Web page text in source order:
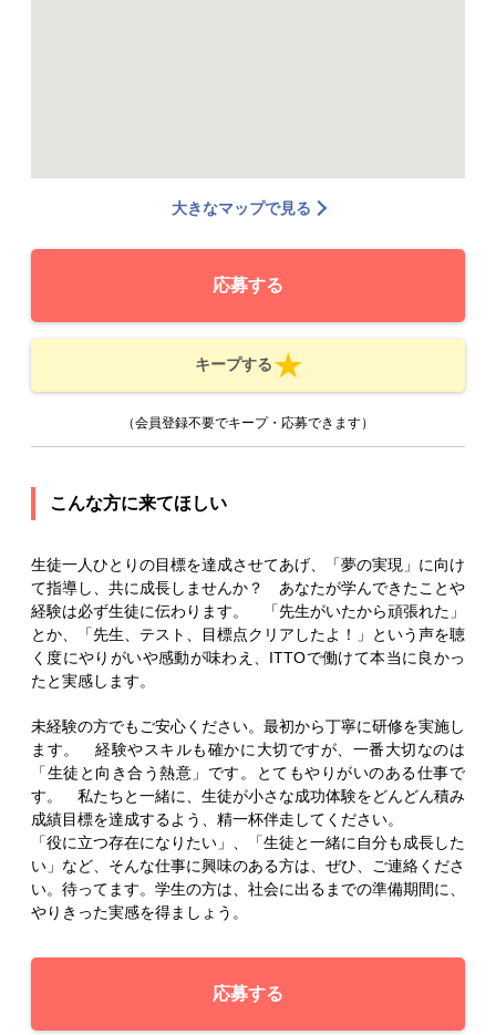
大きなマップで見る
応募する
キープする
（会員登録不要でキープ・応募できます）
こんな方に来てほしい
生徒一人ひとりの目標を達成させてあげ、「夢の実現」に向け
て指導し、共に成長しませんか？ あなたが学んできたことや
経験は必ず生徒に伝わります。 「先生がいたから頑張れた」
とか、「先生、テスト、目標点クリアしたよ！」という声を聴
く度にやりがいや感動が味わえ、ITTOで働けて本当に良かっ
たと実感します。
未経験の方でもご安心ください。最初から丁寧に研修を実施し
ます。 経験やスキルも確かに大切ですが、一番大切なのは
「生徒と向き合う熱意」です。とてもやりがいのある仕事で
す。 私たちと一緒に、生徒が小さな成功体験をどんどん積み
成績目標を達成するよう、精一杯伴走してください。
「役に立つ存在になりたい」、「生徒と一緒に自分も成長した
い」など、そんな仕事に興味のある方は、ぜひ、ご連絡くださ
い。待ってます。学生の方は、社会に出るまでの準備期間に、
やりきった実感を得ましょう。
応募する